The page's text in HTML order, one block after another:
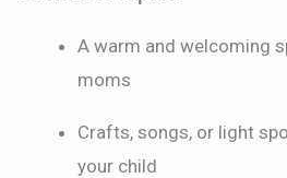
A warm and welcoming
moms
Crafts, songs, or light
your child